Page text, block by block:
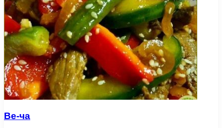
Ве-ча